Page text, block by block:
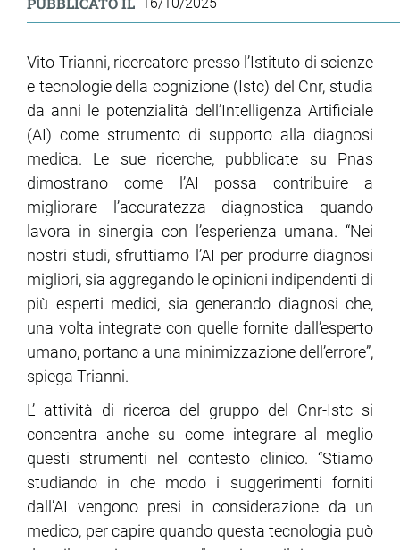
Vito Trianni, ricercatore presso l’Istituto di scienze
e tecnologie della cognizione (Istc) del Cnr, studia
da anni le potenzialità dell’Intelligenza Artificiale
(AI) come strumento di supporto alla diagnosi
medica. Le sue ricerche, pubblicate su Pnas
dimostrano come l’AI possa contribuire a
migliorare l’accuratezza diagnostica quando
lavora in sinergia con l’esperienza umana. “Nei
nostri studi, sfruttiamo l’AI per produrre diagnosi
migliori, sia aggregando le opinioni indipendenti di
più esperti medici, sia generando diagnosi che,
una volta integrate con quelle fornite dall’esperto
umano, portano a una minimizzazione dell’errore”,
spiega Trianni.
L’ attività di ricerca del gruppo del Cnr-Istc si
concentra anche su come integrare al meglio
questi strumenti nel contesto clinico. “Stiamo
studiando in che modo i suggerimenti forniti
dall’AI vengono presi in considerazione da un
medico, per capire quando questa tecnologia può